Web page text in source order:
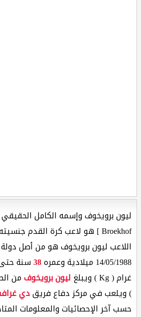
Broekhof ] هو لاعب كرة القدم جنسيته من دولة
اللاعب ليون برويخوف هو من أصل دولة
14/05/1988 ميلادية وعمره
38سنة حتى
غرام ( Kg ) ويبلغ
ليون برويخوفمن
) ويلعب في مركز دفاع فريقدي
حسب آخر الإحصائيات والمعلومات